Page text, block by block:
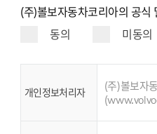
(주)볼보자동차코리아의 공
동의
미동의
개인정보처리자
(주)볼보자